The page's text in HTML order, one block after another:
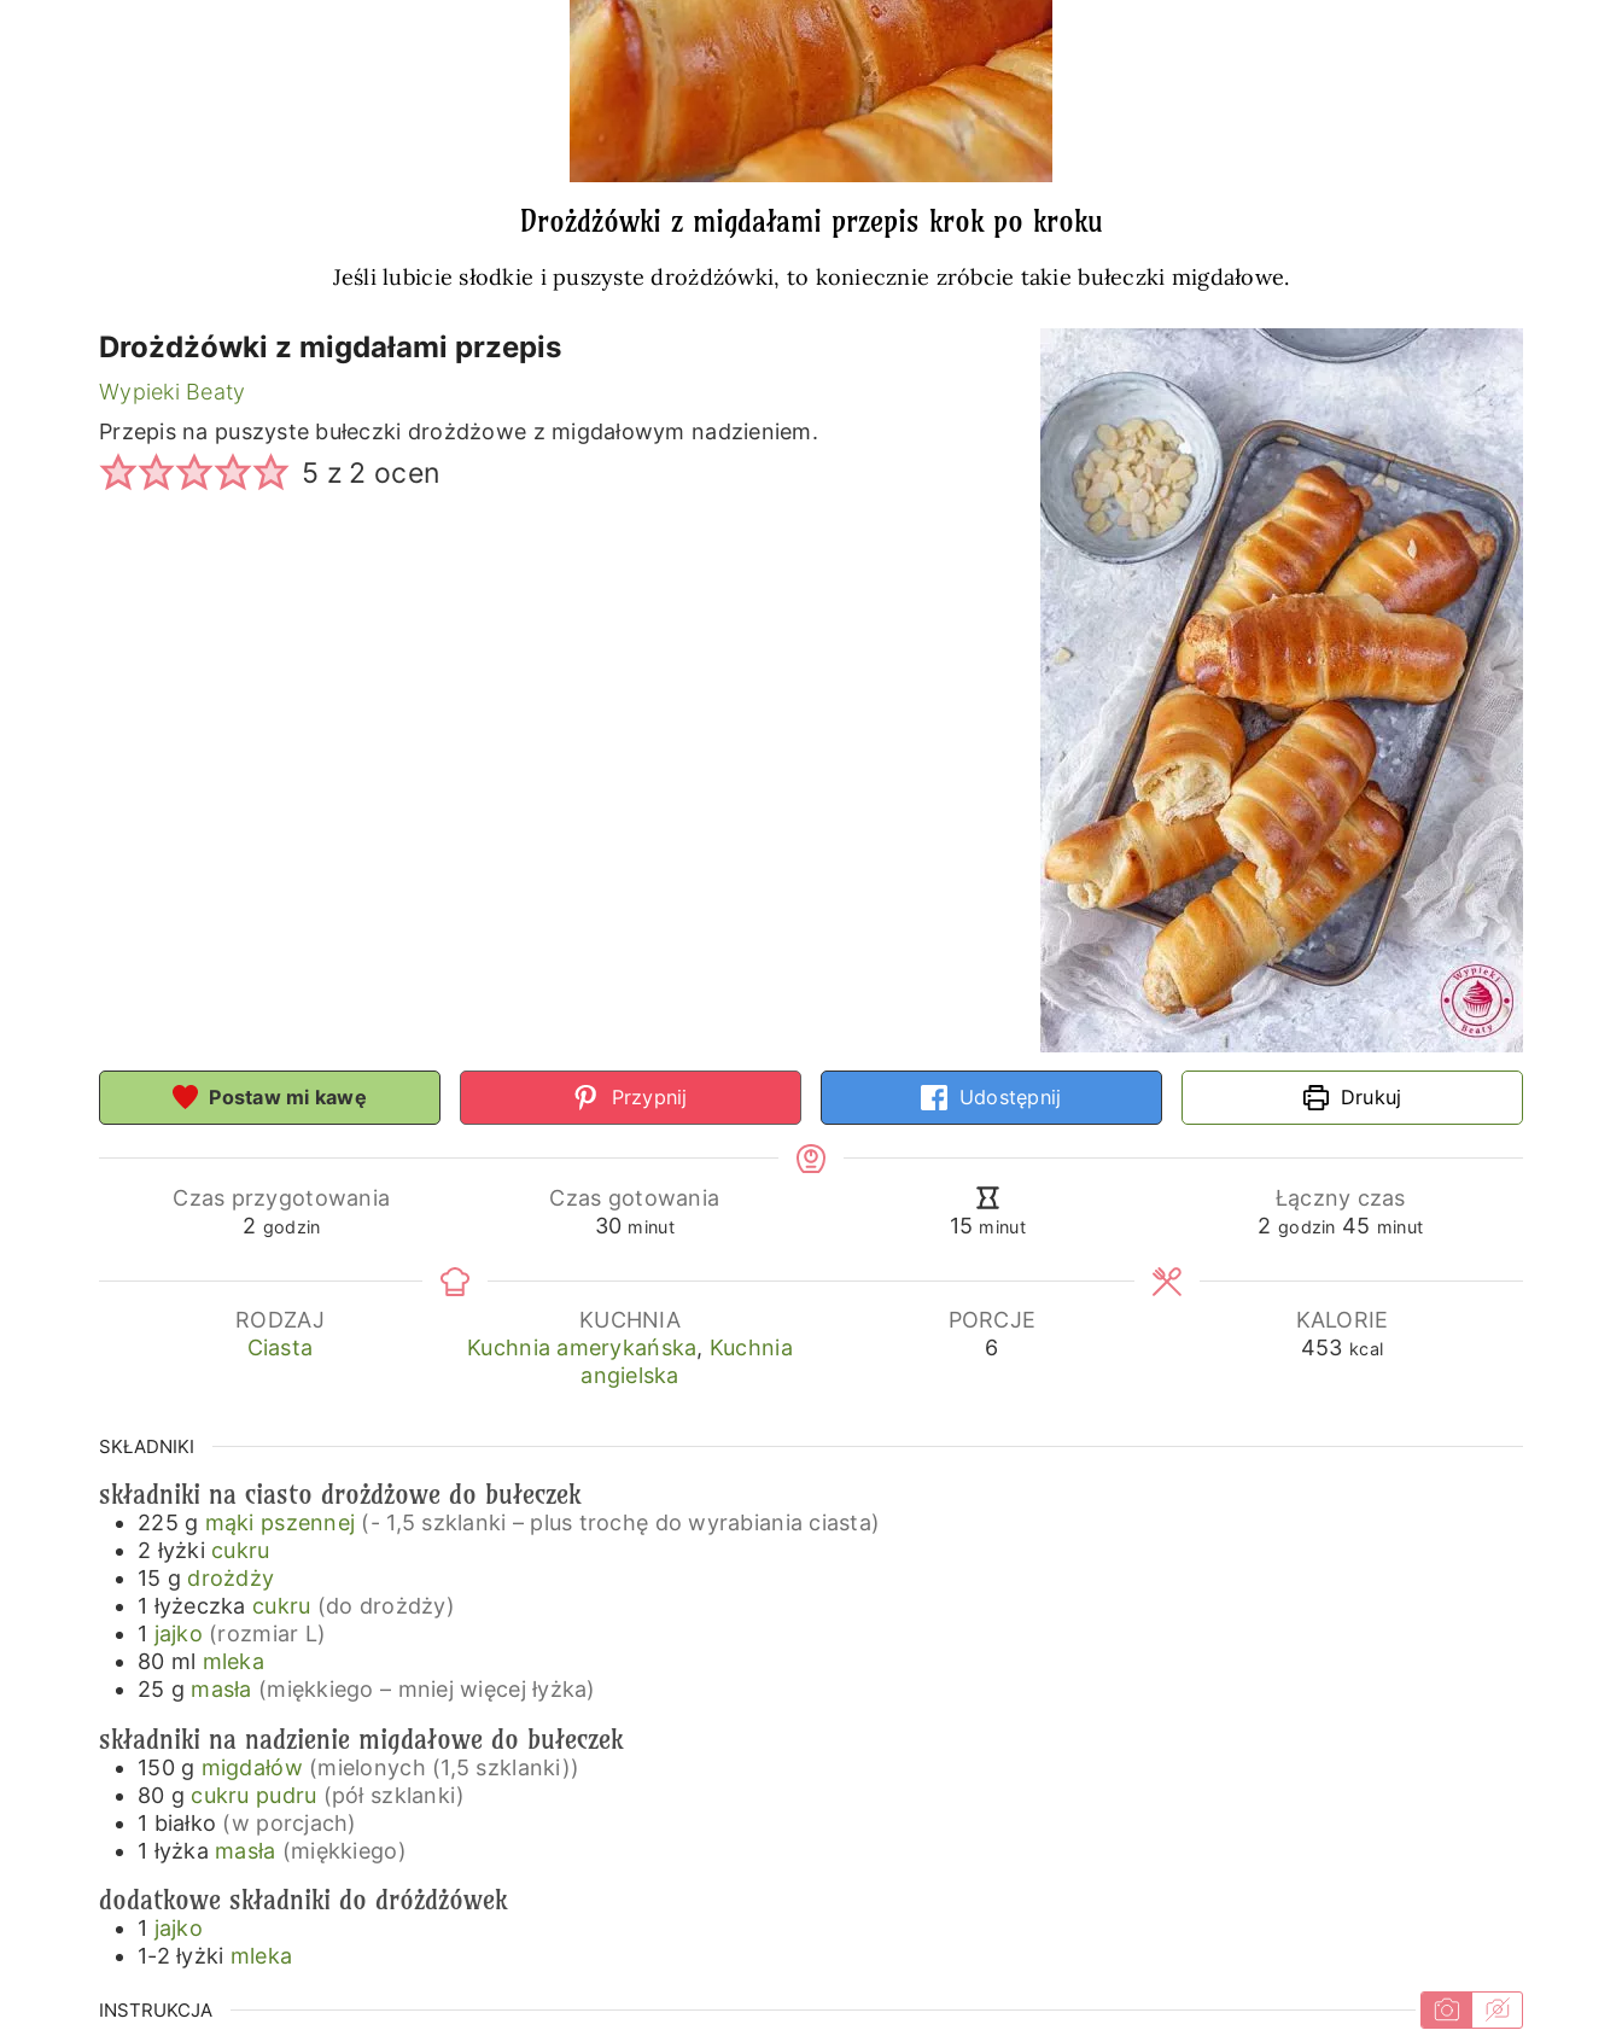
Drożdżówki z migdałami przepis krok po kroku
Jeśli lubicie słodkie i puszyste drożdżówki, to koniecznie zróbcie takie bułeczki migdałowe.
Drożdżówki z migdałami przepis
Wypieki Beaty
Przepis na puszyste bułeczki drożdżowe z migdałowym nadzieniem.
5 z 2 ocen
Postaw mi kawę Przypnij Udostępnij Drukuj
Czas przygotowania
2 godziny
godzin
Czas gotowania
30minuty
minut 15 minuty
minut
Łączny czas
2 godziny
godzin 45 minuty
minut
RODZAJ
Ciasta
KUCHNIA
Kuchnia amerykańska, Kuchnia
angielska
PORCJE
6
KALORIE
453 kcal
SKŁADNIKI
składniki na ciasto drożdżowe do bułeczek
225 g mąki pszennej (- 1,5 szklanki – plus trochę do wyrabiania ciasta)
2 łyżki cukru
15 g drożdży
1 łyżeczka cukru (do drożdży)
1 jajko (rozmiar L)
80 ml mleka
25 g masła (miękkiego – mniej więcej łyżka)
składniki na nadzienie migdałowe do bułeczek
150 g migdałów (mielonych (1,5 szklanki))
80 g cukru pudru (pół szklanki)
1 białko (w porcjach)
1 łyżka masła (miękkiego)
dodatkowe składniki do dróżdżówek
1 jajko
1-2 łyżki mleka
INSTRUKCJA